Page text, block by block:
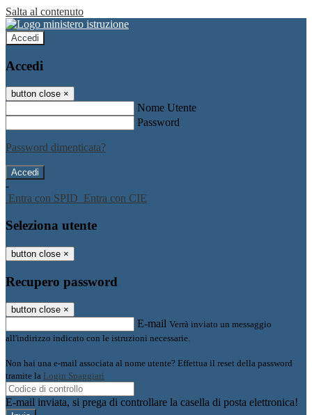
Salta al contenuto
Accedi
Accedi
button close ×
Nome Utente
Password
Password dimenticata?
-
Entra con SPID Entra con CIE
Seleziona utente
button close ×
Recupero password
button close ×
E-mail Verrà inviato un messaggio
all'indirizzo indicato con le istruzioni necessarie.
Non hai una e-mail associata al nome utente? Effettua il reset della password
tramite la Login Spaggiari
E-mail inviata, si prega di controllare la casella di posta elettronica!